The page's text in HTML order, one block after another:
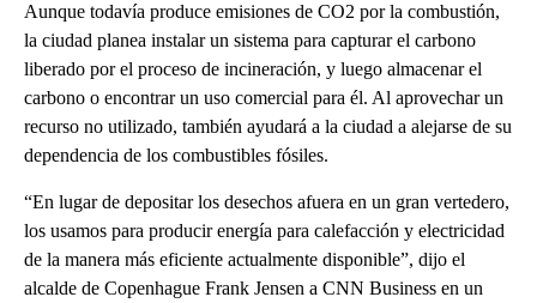
Aunque todavía produce emisiones de CO2 por la combustión,
la ciudad planea instalar un sistema para capturar el carbono
liberado por el proceso de incineración, y luego almacenar el
carbono o encontrar un uso comercial para él. Al aprovechar un
recurso no utilizado, también ayudará a la ciudad a alejarse de su
dependencia de los combustibles fósiles.
“En lugar de depositar los desechos afuera en un gran vertedero,
los usamos para producir energía para calefacción y electricidad
de la manera más eficiente actualmente disponible”, dijo el
alcalde de Copenhague Frank Jensen a CNN Business en un